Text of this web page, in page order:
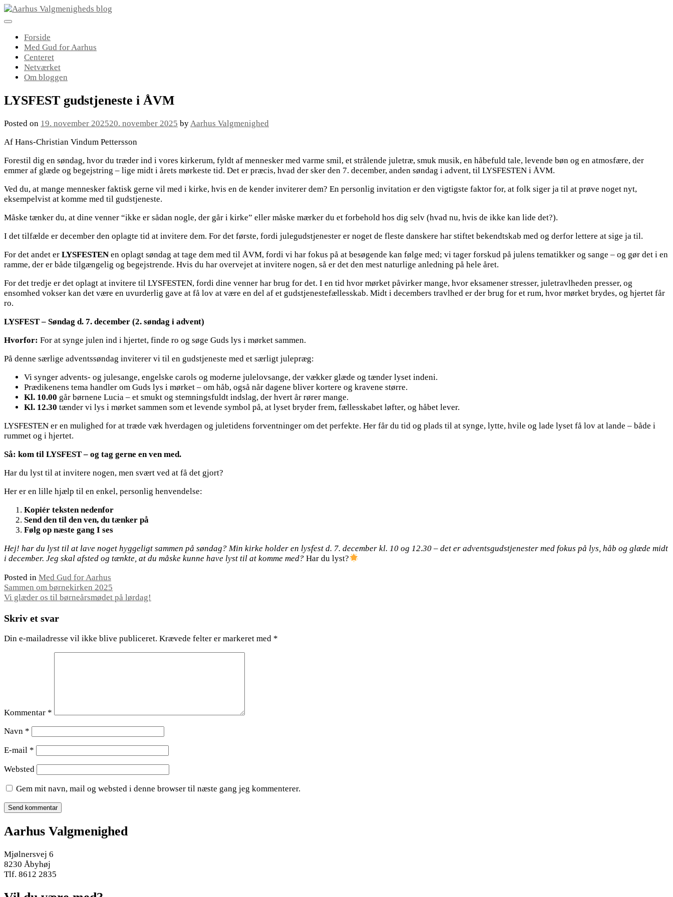
Skip
to
Forside
Med Gud for Aarhus
Centeret
Netværket
Om bloggen
LYSFEST gudstjeneste i ÅVM
Posted on 19. november 202520. november 2025 byAarhus Valgmenighed
Af Hans-Christian Vindum Pettersson
Forestil dig en søndag, hvor du træder ind i vores kirkerum, fyldt af mennesker med varme smil, et strålende juletræ, smuk musik, en håbefuld tale, levende bøn og en atmosfære, der
emmer af glæde og begejstring – lige midt i årets mørkeste tid. Det er præcis, hvad der sker den 7. december, anden søndag i advent, til LYSFESTEN i ÅVM.
Ved du, at mange mennesker faktisk gerne vil med i kirke, hvis en de kender inviterer dem? En personlig invitation er den vigtigste faktor for, at folk siger ja til at prøve noget nyt,
eksempelvist at komme med til gudstjeneste.
Måske tænker du, at dine venner “ikke er sådan nogle, der går i kirke” eller måske mærker du et forbehold hos dig selv (hvad nu, hvis de ikke kan lide det?).
I det tilfælde er december den oplagte tid at invitere dem. For det første, fordi julegudstjenester er noget de fleste danskere har stiftet bekendtskab med og derfor lettere at sige ja til.
For det andet er LYSFESTEN en oplagt søndag at tage dem med til ÅVM, fordi vi har fokus på at besøgende kan følge med; vi tager forskud på julens tematikker og sange – og gør det i en
ramme, der er både tilgængelig og begejstrende. Hvis du har overvejet at invitere nogen, så er det den mest naturlige anledning på hele året.
For det tredje er det oplagt at invitere til LYSFESTEN, fordi dine venner har brug for det. I en tid hvor mørket påvirker mange, hvor eksamener stresser, juletravlheden presser, og
ensomhed vokser kan det være en uvurderlig gave at få lov at være en del af et gudstjenestefællesskab. Midt i decembers travlhed er der brug for et rum, hvor mørket brydes, og hjertet får
ro.
LYSFEST – Søndag d. 7. december (2. søndag i advent)
Hvorfor: For at synge julen ind i hjertet, finde ro og søge Guds lys i mørket sammen.
På denne særlige adventssøndag inviterer vi til en gudstjeneste med et særligt julepræg:
Vi synger advents- og julesange, engelske carols og moderne julelovsange, der vækker glæde og tænder lyset indeni.
Prædikenens tema handler om Guds lys i mørket – om håb, også når dagene bliver kortere og kravene større.
Kl. 10.00 går børnene Lucia – et smukt og stemningsfuldt indslag, der hvert år rører mange.
Kl. 12.30 tænder vi lys i mørket sammen som et levende symbol på, at lyset bryder frem, fællesskabet løfter, og håbet lever.
LYSFESTEN er en mulighed for at træde væk hverdagen og juletidens forventninger om det perfekte. Her får du tid og plads til at synge, lytte, hvile og lade lyset få lov at lande – både i
rummet og i hjertet.
Så: kom til LYSFEST – og tag gerne en ven med.
Har du lyst til at invitere nogen, men svært ved at få det gjort?
Her er en lille hjælp til en enkel, personlig henvendelse:
Kopiér teksten nedenfor
Send den til den ven, du tænker på
Følg op næste gang I ses
Hej! har du lyst til at lave noget hyggeligt sammen på søndag? Min kirke holder en lysfest d. 7. december kl. 10 og 12.30 – det er adventsgudstjenester med fokus på lys, håb og glæde midt
i december. Jeg skal afsted og tænkte, at du måske kunne have lyst til at komme med? Har du lyst?
Posted in Med Gud for Aarhus
Indlægsnavigation
Sammen om børnekirken 2025
Vi glæder os til børneårsmødet på lørdag!
Skriv et svar
Din e-mailadresse vil ikke blive publiceret. Krævede felter er markeret med *
Kommentar *
Navn *
E-mail *
Websted
Gem mit navn, mail og websted i denne browser til næste gang jeg kommenterer.
Aarhus Valgmenighed
Mjølnersvej 6
8230 Åbyhøj
Tlf. 8612 2835